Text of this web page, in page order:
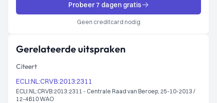
Probeer 7 dagen gratis
Geen creditcard nodig
Gerelateerde uitspraken
Citeert
ECLI:NL:CRVB:2013:2311
ECLI:NL:CRVB:2013:2311 - Centrale Raad van Beroep, 25-10-2013 /
12-4610 WAO